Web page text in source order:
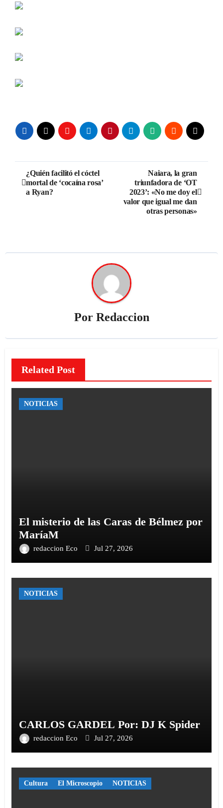
Navegación
de
¿Quién facilitó el cóctel
mortal de ‘cocaína rosa’
a Ryan?
Naiara, la gran
triunfadora de ‘OT
2023’: «No me doy el
valor que igual me dan
otras personas»
Por Redaccion
Related Post
NOTICIAS
El misterio de las Caras de Bélmez por
MaríaM
redaccion Eco Jul 27, 2026
NOTICIAS
CARLOS GARDEL Por: DJ K Spider
redaccion Eco Jul 27, 2026
Cultura El Microscopio NOTICIAS